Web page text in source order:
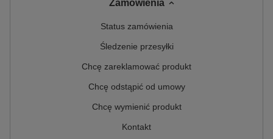
Zamówienia
Status zamówienia
Śledzenie przesyłki
Chcę zareklamować produkt
Chcę odstąpić od umowy
Chcę wymienić produkt
Kontakt